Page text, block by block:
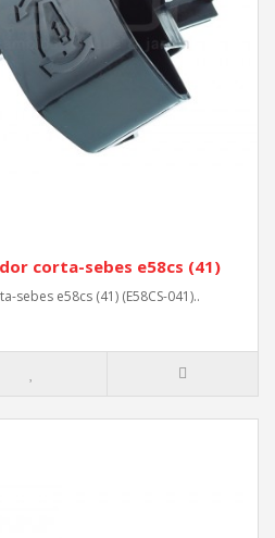
corta-sebes e58cs (41)
e58cs (41) (E58CS-041)..